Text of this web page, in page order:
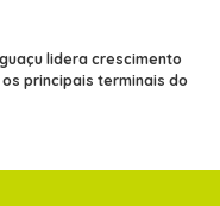
lidera crescimento
principais terminais do